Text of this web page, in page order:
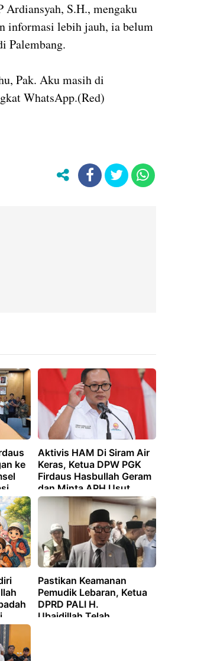
Ardiansyah, S.H., mengaku
informasi lebih jauh, ia belum
Palembang.
Pak. Aku masih di
WhatsApp.(Red)
ke
Aktivis HAM Di Siram Air
Keras, Ketua DPW PGK
Firdaus Hasbullah Geram
dan Minta APH Usut
Tuntas Kasus Tersebut
Pastikan Keamanan
Pemudik Lebaran, Ketua
DPRD PALI H.
Ubaidillah,Telah